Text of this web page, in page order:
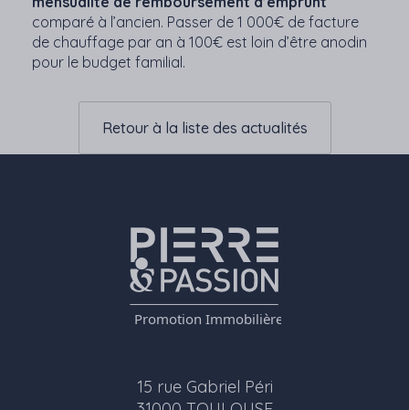
comparé à l’ancien. Passer de 1 000€ de facture
de chauffage par an à 100€ est loin d’être anodin
pour le budget familial.
Retour à la liste des actualités
15 rue Gabriel Péri